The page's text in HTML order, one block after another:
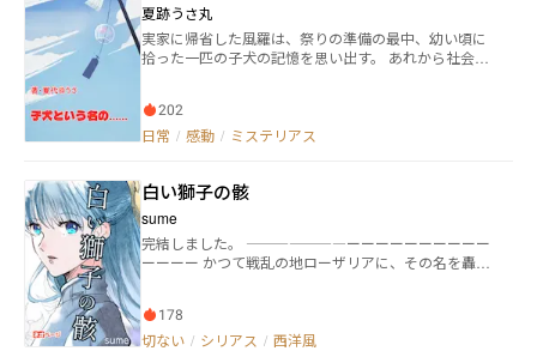
夏跡うさ丸
実家に帰省した風羅は、祭りの準備の最中、幼い頃に
拾った一匹の子犬の記憶を思い出す。 あれから社会人
現れた草摩という謎の女性。そして、彼女の正体
は……？ あの時の子犬のは、実は…… 社会人になった
わる秘密が明らかになる。 小さな祈りと縁が重なる、
ださい
202
日常 / 感動 / ミステリアス
白い獅子の骸
sume
完結しました。 ―――――――ーーーーーーーーーー
ーーーー かつて戦乱の地ローザリアに、その名を轟か
リムのもとに届いたのは、兄の墓が暴かれたという報
だった。 表向きには家庭教師として城へ戻ったセリム
178
切ない / シリアス / 西洋風